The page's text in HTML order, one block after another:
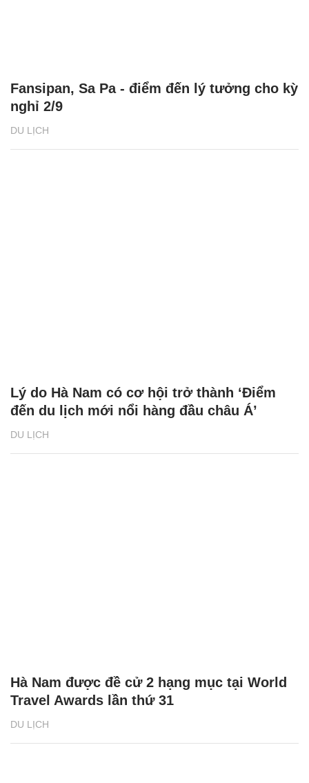
DU LỊCH
Fansipan, Sa Pa - điểm đến lý tưởng cho kỳ
nghỉ 2/9
DU LỊCH
Lý do Hà Nam có cơ hội trở thành ‘Điểm
đến du lịch mới nổi hàng đầu châu Á’
DU LỊCH
Hà Nam được đề cử 2 hạng mục tại World
Travel Awards lần thứ 31